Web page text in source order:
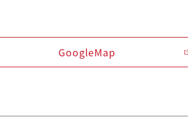
GoogleMap